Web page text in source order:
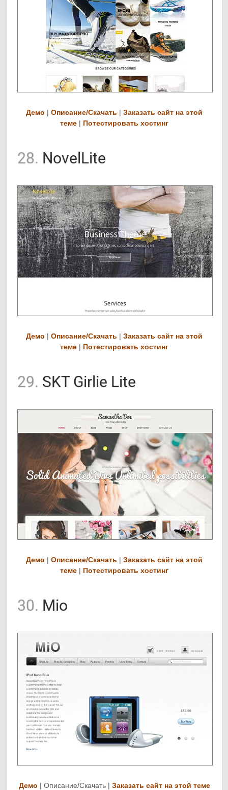
Демо |Описание/Скачать |Заказать сайт на этой
теме | Потестировать хостинг
28. NovelLite
Демо |Описание/Скачать |Заказать сайт на этой
теме | Потестировать хостинг
29. SKT Girlie Lite
Демо |Описание/Скачать |Заказать сайт на этой
теме | Потестировать хостинг
30. Mio
Демо | Описание/Скачать | Заказать сайт на этой теме